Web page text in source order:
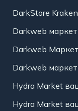
DarkStore
Darkweb
Darkweb
Darkweb
Hydra Market
Hydra Market